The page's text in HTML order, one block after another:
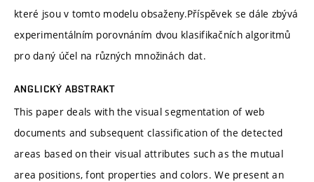
které jsou v tomto modelu obsaženy.Příspěvek se dále zbývá
experimentálním porovnáním dvou klasifikačních algoritmů
pro daný účel na různých množinách dat.
ANGLICKÝ ABSTRAKT
This paper deals with the visual segmentation of web
documents and subsequent classification of the detected
areas based on their visual attributes such as the mutual
area positions, font properties and colors. We present an